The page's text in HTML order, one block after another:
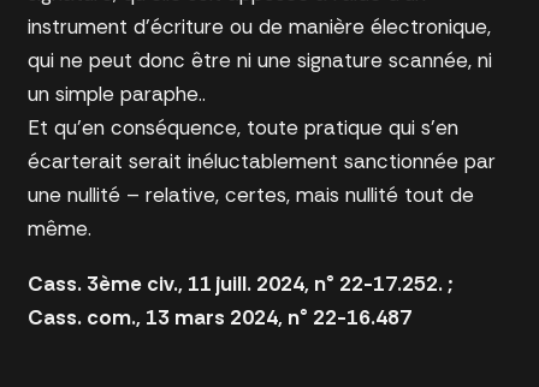
instrument d’écriture ou de manière électronique,
qui ne peut donc être ni une signature scannée, ni
un simple paraphe..
Et qu’en conséquence, toute pratique qui s’en
écarterait serait inéluctablement sanctionnée par
une nullité – relative, certes, mais nullité tout de
même.
Cass. 3ème civ., 11 juill. 2024, n° 22-17.252. ;
Cass. com., 13 mars 2024, n° 22-16.487